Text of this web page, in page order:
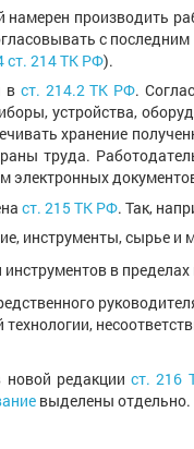
производить
с
ст. 214 ТК РФ).
в ст. 214.2 ТК РФ.
устройства,
хранение
труда.
ст. 215 ТК РФ. Так,
инструменты, сырье и
в
новой редакциист. 216
выделены отдельно.